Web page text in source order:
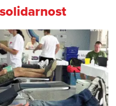
solidarnost